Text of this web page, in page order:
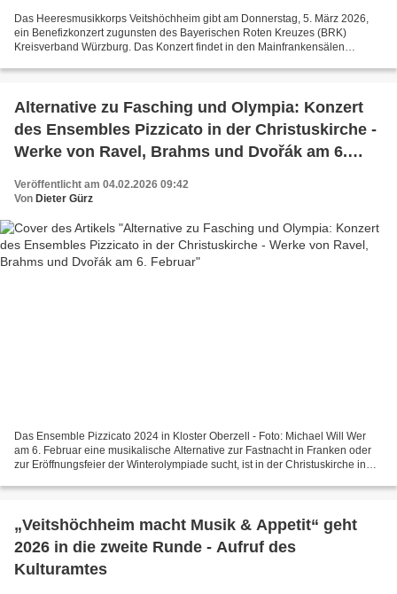
Das Heeresmusikkorps Veitshöchheim gibt am Donnerstag, 5. März 2026,
ein Benefizkonzert zugunsten des Bayerischen Roten Kreuzes (BRK)
Kreisverband Würzburg. Das Konzert findet in den Mainfrankensälen
Alternative zu Fasching und Olympia: Konzert
des Ensembles Pizzicato in der Christuskirche -
Werke von Ravel, Brahms und Dvořák am 6.
Veröffentlicht am 04.02.2026 09:42
Von Dieter Gürz
Das Ensemble Pizzicato 2024 in Kloster Oberzell - Foto: Michael Will Wer
am 6. Februar eine musikalische Alternative zur Fastnacht in Franken oder
zur Eröffnungsfeier der Winterolympiade sucht, ist in der Christuskirche in
„Veitshöchheim macht Musik & Appetit“ geht
2026 in die zweite Runde - Aufruf des
Kulturamtes